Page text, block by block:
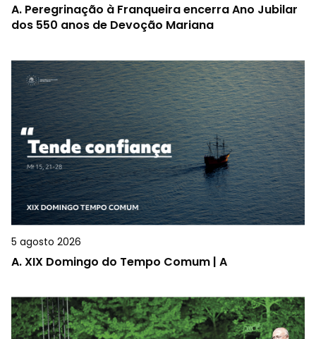
A. Peregrinação à Franqueira encerra Ano Jubilar
dos 550 anos de Devoção Mariana
5 agosto 2026
A.XIX Domingo do Tempo Comum | A